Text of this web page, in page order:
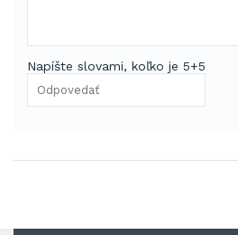
Napíšte slovami, koľko je 5+5